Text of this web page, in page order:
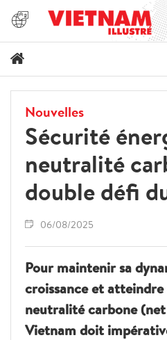
Nouvelles
Sécurité
neutralité
double défi
06/08/2025
Pour maintenir sa
croissance et
neutralité carbone
Vietnam doit